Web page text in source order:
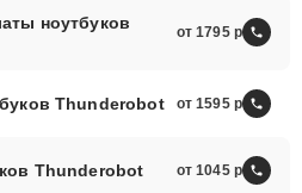
ноутбуков
от 1795
Thunderobot от 1595
Thunderobot от 1045